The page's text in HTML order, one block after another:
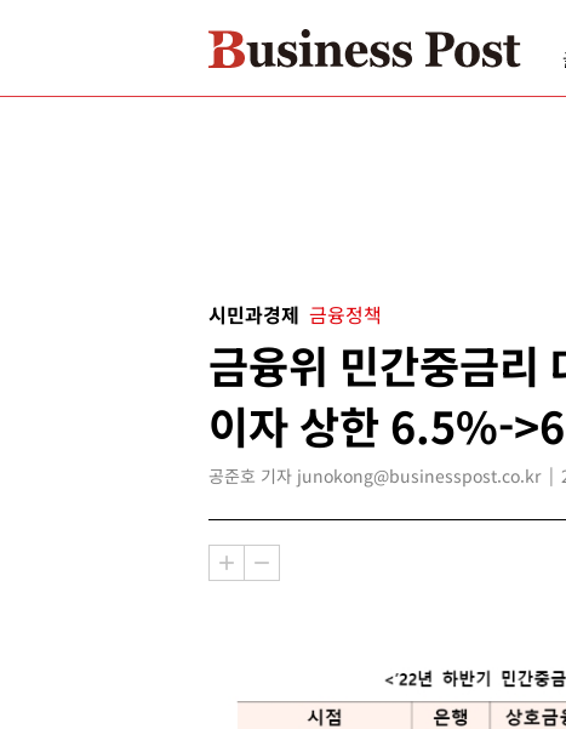
시민과경제 금융정책
금융위 민간중금리
이자 상한 6.5%-
공준호 기자 junokong@businesspost.co.kr